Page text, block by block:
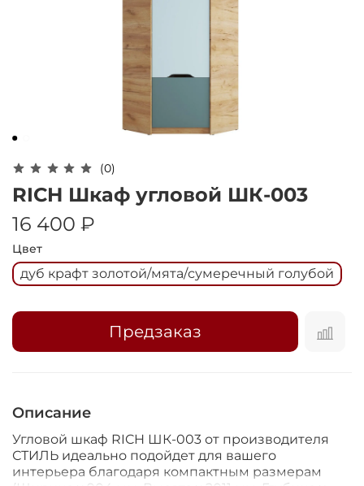
(0)
RICH Шкаф угловой ШК-003
16 400 ₽
Цвет
дуб крафт золотой/мята/сумеречный голубой
Предзаказ
Описание
Угловой шкаф RICH ШК-003 от производителя
СТИЛЬ идеально подойдет для вашего
интерьера благодаря компактным размерам
Добавляйте товары
Оплачивайте сегодня только
Получайте товар
выбранный способом
Оставшиеся75% будут
об оплате Плайтом